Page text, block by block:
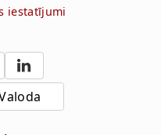
iestatījumi